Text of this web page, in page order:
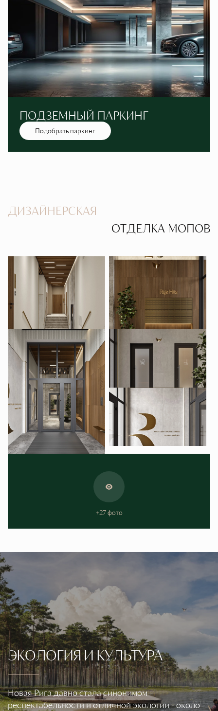
ПОДЗЕМНЫЙ ПАРКИНГ
Подобрать паркинг
ДИЗАЙНЕРСКАЯ
ОТДЕЛКА МОПОВ
+27 фото
ЭКОЛОГИЯ И КУЛЬТУРА
Новая Рига давно стала синонимом
респектабельности и отличной экологии - около